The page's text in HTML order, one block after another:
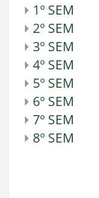
1º SEM
2º SEM
3º SEM
4º SEM
5º SEM
6º SEM
7º SEM
8º SEM